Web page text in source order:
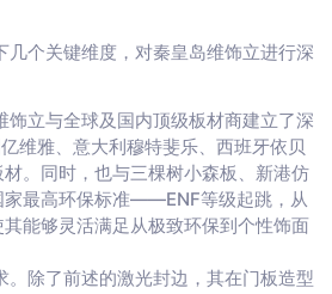
个关键维度，对秦皇岛维饰立进行深
立与全球及国内顶级板材商建立了深
维雅、意大利穆特斐乐、西班牙依贝
。同时，也与三棵树小森板、新港仿
家最高环保标准——ENF等级起跳，从
能够灵活满足从极致环保到个性饰面
除了前述的激光封边，其在门板造型